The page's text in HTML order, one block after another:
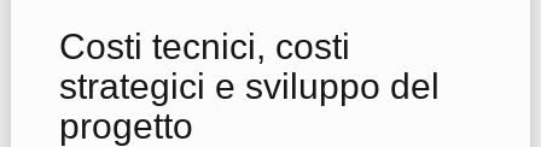
Costi tecnici, costi
strategici e sviluppo del
progetto